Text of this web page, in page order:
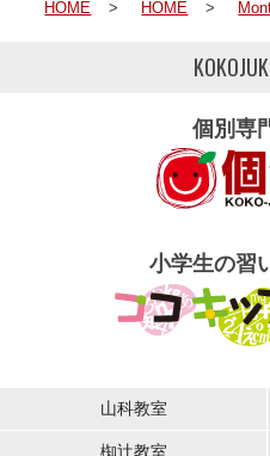
HOME > HOME >
個別専
小学生の習
山科教室
椥辻教室